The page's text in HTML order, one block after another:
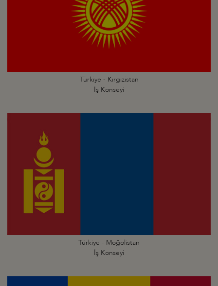
Türkiye - Kırgızistan
İş Konseyi
Türkiye - Moğolistan
İş Konseyi